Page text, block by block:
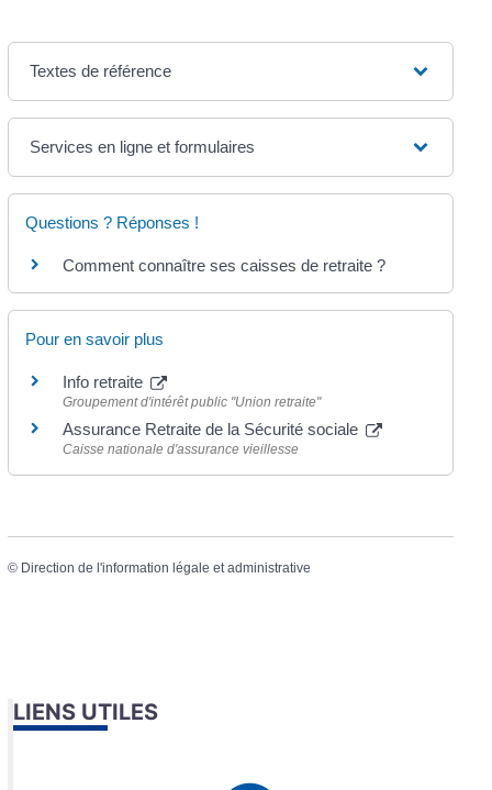
Textes de référence
Services en ligne et formulaires
Questions ? Réponses !
Comment connaître ses caisses de retraite ?
Pour en savoir plus
Info retraite
Groupement d'intérêt public "Union retraite"
Assurance Retraite de la Sécurité sociale
Caisse nationale d'assurance vieillesse
© Direction de l'information légale et administrative
LIENS UTILES